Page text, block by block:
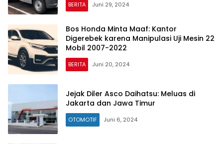
BERITA Juni 29, 2024
Bos Honda Minta Maaf: Kantor
Digerebek karena Manipulasi Uji Mesin 22
Mobil 2007-2022
BERITA Juni 20, 2024
Jejak Diler Asco Daihatsu: Meluas di
Jakarta dan Jawa Timur
OTOMOTIF Juni 6, 2024